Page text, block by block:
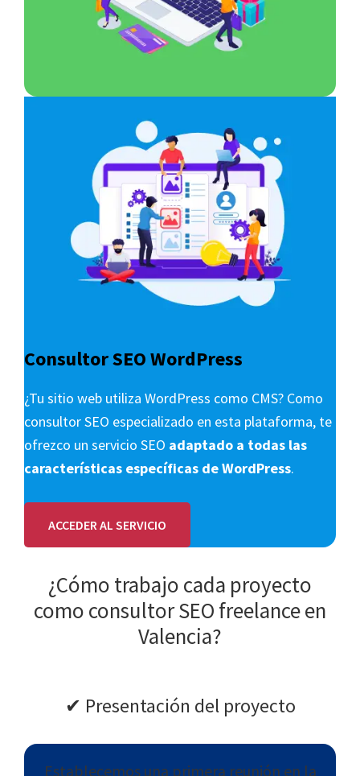
Consultor SEO WordPress
¿Tu sitio web utiliza WordPress como CMS? Como
consultor SEO especializado en esta plataforma, te
ofrezco un servicio SEO adaptado a todas las
características específicas de WordPress.
ACCEDER AL SERVICIO
¿Cómo trabajo cada proyecto
como consultor SEO freelance en
Valencia?
✔︎ Presentación del proyecto
Establecemos una primera reunión en la